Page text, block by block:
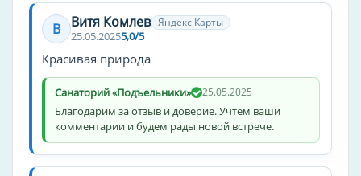
Точечный массаж
Лимфодренажный массаж
Общий детский массаж
Электросон
Спортивный массаж
Расслабляющий
Психотерапия
В Витя Комлев Яндекс Карты
25.05.20255,0/5
Красивая природа
Санаторий «Подъельники» 25.05.2025
Благодарим за отзыв и доверие. Учтем ваши
комментарии и будем рады новой встрече.